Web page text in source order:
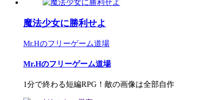
魔法少女に勝利せよ
Mr.Hのフリーゲーム道場
Mr.Hのフリーゲーム道場
1分で終わる短編RPG！敵の画像は全部自作